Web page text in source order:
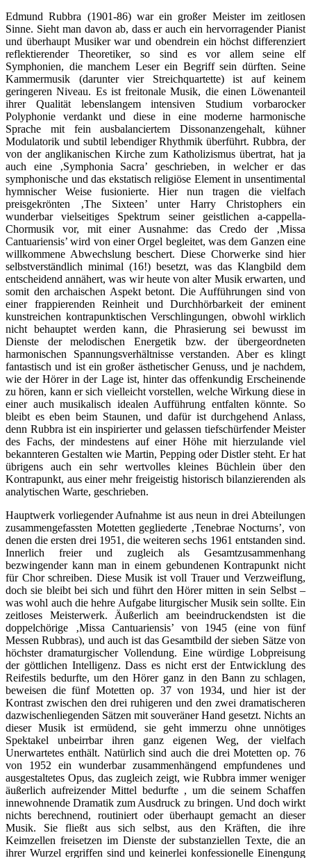
Edmund Rubbra (1901-86) war ein großer Meister im zeitlosen
Sinne. Sieht man davon ab, dass er auch ein hervorragender Pianist
und überhaupt Musiker war und obendrein ein höchst differenziert
reflektierender Theoretiker, so sind es vor allem seine elf
Symphonien, die manchem Leser ein Begriff sein dürften. Seine
Kammermusik (darunter vier Streichquartette) ist auf keinem
geringeren Niveau. Es ist freitonale Musik, die einen Löwenanteil
ihrer Qualität lebenslangem intensiven Studium vorbarocker
Polyphonie verdankt und diese in eine moderne harmonische
Sprache mit fein ausbalanciertem Dissonanzengehalt, kühner
Modulatorik und subtil lebendiger Rhythmik überführt. Rubbra, der
von der anglikanischen Kirche zum Katholizismus übertrat, hat ja
auch eine ‚Symphonia Sacra’ geschrieben, in welcher er das
symphonische und das ekstatisch religiöse Element in unsentimental
hymnischer Weise fusionierte. Hier nun tragen die vielfach
preisgekrönten ‚The Sixteen’ unter Harry Christophers ein
wunderbar vielseitiges Spektrum seiner geistlichen a-cappella-
Chormusik vor, mit einer Ausnahme: das Credo der ‚Missa
Cantuariensis’ wird von einer Orgel begleitet, was dem Ganzen eine
willkommene Abwechslung beschert. Diese Chorwerke sind hier
selbstverständlich minimal (16!) besetzt, was das Klangbild dem
entscheidend annähert, was wir heute von alter Musik erwarten, und
somit den archaischen Aspekt betont. Die Aufführungen sind von
einer frappierenden Reinheit und Durchhörbarkeit der eminent
kunstreichen kontrapunktischen Verschlingungen, obwohl wirklich
nicht behauptet werden kann, die Phrasierung sei bewusst im
Dienste der melodischen Energetik bzw. der übergeordneten
harmonischen Spannungsverhältnisse verstanden. Aber es klingt
fantastisch und ist ein großer ästhetischer Genuss, und je nachdem,
wie der Hörer in der Lage ist, hinter das offenkundig Erscheinende
zu hören, kann er sich vielleicht vorstellen, welche Wirkung diese in
einer auch musikalisch idealen Aufführung entfalten könnte. So
bleibt es eben beim Staunen, und dafür ist durchgehend Anlass,
denn Rubbra ist ein inspirierter und gelassen tiefschürfender Meister
des Fachs, der mindestens auf einer Höhe mit hierzulande viel
bekannteren Gestalten wie Martin, Pepping oder Distler steht. Er hat
übrigens auch ein sehr wertvolles kleines Büchlein über den
Kontrapunkt, aus einer mehr freigeistig historisch bilanzierenden als
analytischen Warte, geschrieben.
Hauptwerk vorliegender Aufnahme ist aus neun in drei Abteilungen
zusammengefassten Motetten gegliederte ‚Tenebrae Nocturns’, von
denen die ersten drei 1951, die weiteren sechs 1961 entstanden sind.
Innerlich freier und zugleich als Gesamtzusammenhang
bezwingender kann man in einem gebundenen Kontrapunkt nicht
für Chor schreiben. Diese Musik ist voll Trauer und Verzweiflung,
doch sie bleibt bei sich und führt den Hörer mitten in sein Selbst –
was wohl auch die hehre Aufgabe liturgischer Musik sein sollte. Ein
zeitloses Meisterwerk. Äußerlich am beeindruckendsten ist die
doppelchörige ‚Missa Cantuariensis’ von 1945 (eine von fünf
Messen Rubbras), und auch ist das Gesamtbild der sieben Sätze von
höchster dramaturgischer Vollendung. Eine würdige Lobpreisung
der göttlichen Intelligenz. Dass es nicht erst der Entwicklung des
Reifestils bedurfte, um den Hörer ganz in den Bann zu schlagen,
beweisen die fünf Motetten op. 37 von 1934, und hier ist der
Kontrast zwischen den drei ruhigeren und den zwei dramatischeren
dazwischenliegenden Sätzen mit souveräner Hand gesetzt. Nichts an
dieser Musik ist ermüdend, sie geht immerzu ohne unnötiges
Spektakel unbeirrbar ihren ganz eigenen Weg, der vielfach
Unerwartetes enthält. Natürlich sind auch die drei Motetten op. 76
von 1952 ein wunderbar zusammenhängend empfundenes und
ausgestaltetes Opus, das zugleich zeigt, wie Rubbra immer weniger
äußerlich aufreizender Mittel bedurfte , um die seinem Schaffen
innewohnende Dramatik zum Ausdruck zu bringen. Und doch wirkt
nichts berechnend, routiniert oder überhaupt gemacht an dieser
Musik. Sie fließt aus sich selbst, aus den Kräften, die ihre
Keimzellen freisetzen im Dienste der substanziellen Texte, die an
ihrer Wurzel ergriffen sind und keinerlei konfessionelle Einengung